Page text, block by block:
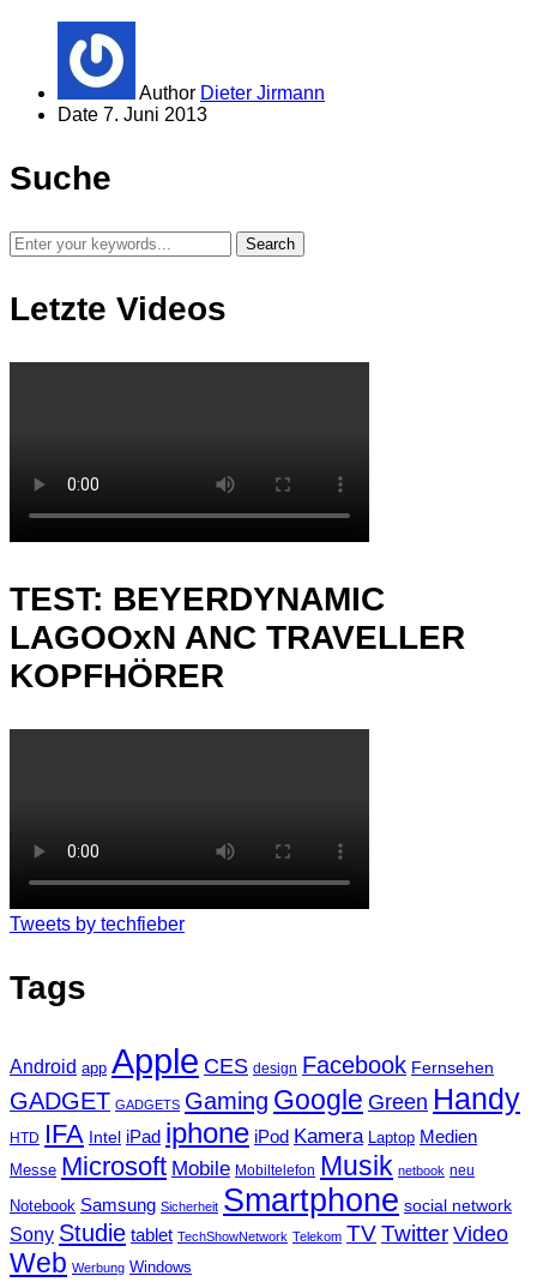
Author Dieter Jirmann
Date 7. Juni 2013
Suche
Letzte Videos
TEST: BEYERDYNAMIC
LAGOOxN ANC TRAVELLER
KOPFHÖRER
Tweets by techfieber
Tags
Android app Apple CES design Facebook Fernsehen
GADGET GADGETS Gaming Google Green Handy
HTD IFA Intel iPad iphone iPod Kamera Laptop Medien
Messe Microsoft Mobile Mobiltelefon Musik netbook neu
Notebook Samsung Sicherheit Smartphone social network
Sony Studie tablet TechShowNetwork Telekom TVTwitter Video
Web Werbung Windows